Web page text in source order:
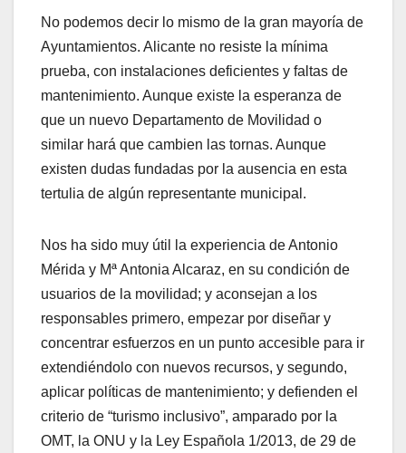
No podemos decir lo mismo de la gran mayoría de
Ayuntamientos. Alicante no resiste la mínima
prueba, con instalaciones deficientes y faltas de
mantenimiento. Aunque existe la esperanza de
que un nuevo Departamento de Movilidad o
similar hará que cambien las tornas. Aunque
existen dudas fundadas por la ausencia en esta
tertulia de algún representante municipal.
Nos ha sido muy útil la experiencia de Antonio
Mérida y Mª Antonia Alcaraz, en su condición de
usuarios de la movilidad; y aconsejan a los
responsables primero, empezar por diseñar y
concentrar esfuerzos en un punto accesible para ir
extendiéndolo con nuevos recursos, y segundo,
aplicar políticas de mantenimiento; y defienden el
criterio de “turismo inclusivo”, amparado por la
OMT, la ONU y la Ley Española 1/2013, de 29 de